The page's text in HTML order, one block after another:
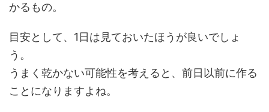
かるもの。
目安として、1日は見ておいたほうが良いでしょ
う。
うまく乾かない可能性を考えると、前日以前に作る
ことになりますよね。